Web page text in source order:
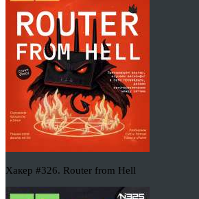
Хакер #326. Router from Hell